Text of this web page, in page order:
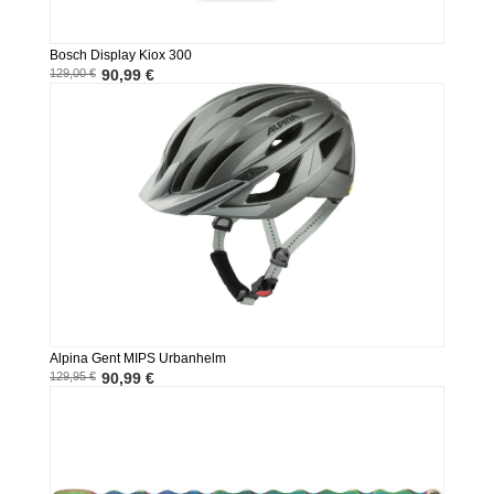
Bosch Display Kiox 300
129,00 € 90,99 €
Alpina Gent MIPS Urbanhelm
129,95 € 90,99 €